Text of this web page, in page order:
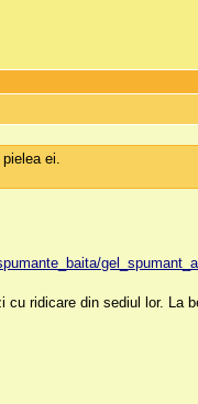
ei.
ridicare din sediul lor. La